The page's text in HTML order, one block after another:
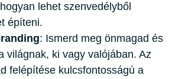
lehet szenvedélyből
építeni.
: Ismerd meg önmagad és
világnak, ki vagy valójában. Az
felépítése kulcsfontosságú a